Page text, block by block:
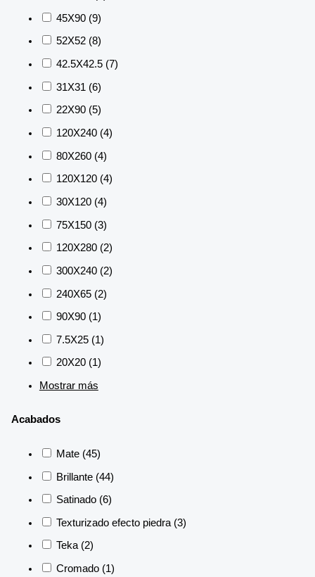
45X90 (9)
52X52 (8)
42.5X42.5 (7)
31X31 (6)
22X90 (5)
120X240 (4)
80X260 (4)
120X120 (4)
30X120 (4)
75X150 (3)
120X280 (2)
300X240 (2)
240X65 (2)
90X90 (1)
7.5X25 (1)
20X20 (1)
Mostrar más
Acabados
Mate (45)
Brillante (44)
Satinado (6)
Texturizado efecto piedra (3)
Teka (2)
Cromado (1)